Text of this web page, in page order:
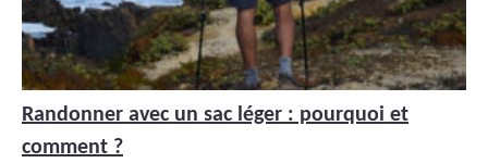
Randonner avec un sac léger : pourquoi et
comment ?